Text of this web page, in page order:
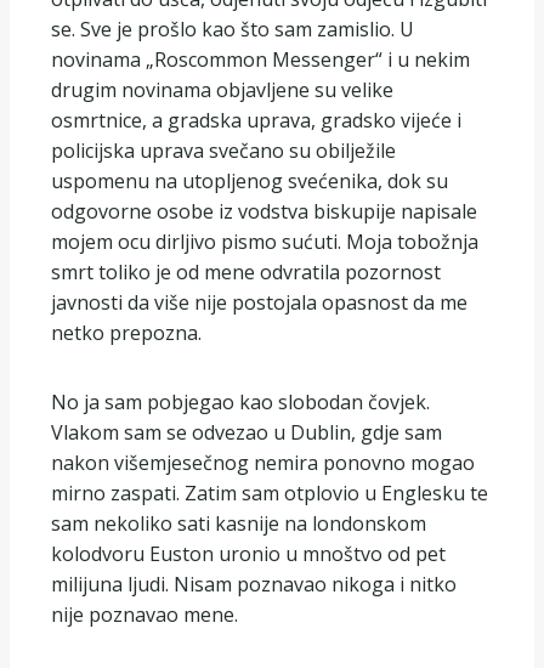
se. Sve je prošlo kao što sam zamislio. U
novinama „Roscommon Messenger“ i u nekim
drugim novinama objavljene su velike
osmrtnice, a gradska uprava, gradsko vijeće i
policijska uprava svečano su obilježile
uspomenu na utopljenog svećenika, dok su
odgovorne osobe iz vodstva biskupije napisale
mojem ocu dirljivo pismo sućuti. Moja tobožnja
smrt toliko je od mene odvratila pozornost
javnosti da više nije postojala opasnost da me
netko prepozna.
No ja sam pobjegao kao slobodan čovjek.
Vlakom sam se odvezao u Dublin, gdje sam
nakon višemjesečnog nemira ponovno mogao
mirno zaspati. Zatim sam otplovio u Englesku te
sam nekoliko sati kasnije na londonskom
kolodvoru Euston uronio u mnoštvo od pet
milijuna ljudi. Nisam poznavao nikoga i nitko
nije poznavao mene.